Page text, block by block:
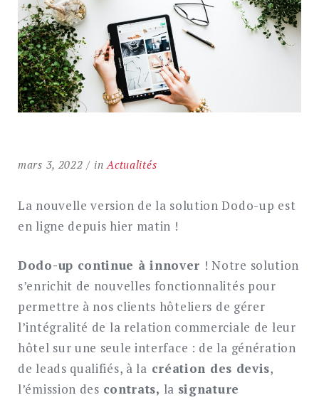
mars 3, 2022 inActualités
La nouvelle version de la solution Dodo-up est
en ligne depuis hier matin !
Dodo-up continue à innover ! Notre solution
s’enrichit de nouvelles fonctionnalités pour
permettre à nos clients hôteliers de gérer
l’intégralité de la relation commerciale de leur
hôtel sur une seule interface : de la génération
de leads qualifiés, à la création des devis,
l’émission des contrats, la signature